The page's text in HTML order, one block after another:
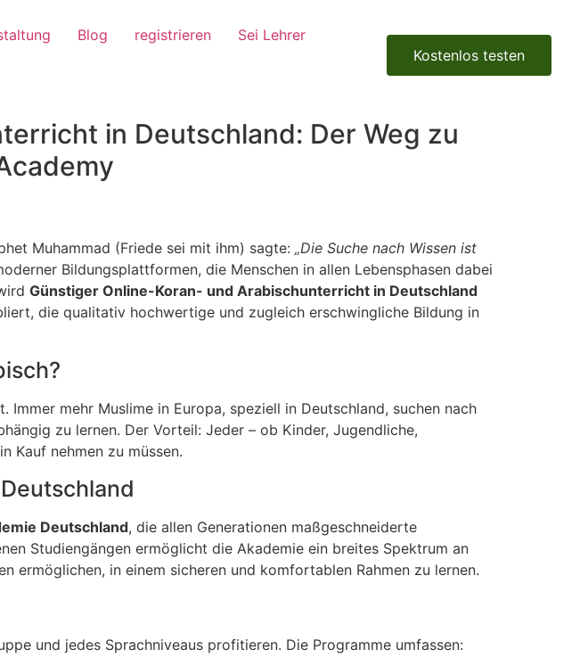
Blog registrieren Sei Lehrer
Kostenlos testen
in Deutschland: Der Weg zu
Muhammad (Friede sei mit ihm) sagte: „Die Suche nach Wissen ist
Bildungsplattformen, die Menschen in allen Lebensphasen dabei
Günstiger Online-Koran- und Arabischunterricht in Deutschland
die qualitativ hochwertige und zugleich erschwingliche Bildung in
mehr Muslime in Europa, speziell in Deutschland, suchen nach
zu lernen. Der Vorteil: Jeder – ob Kinder, Jugendliche,
Kauf nehmen zu müssen.
Deutschland, die allen Generationen maßgeschneiderte
Studiengängen ermöglicht die Akademie ein breites Spektrum an
ermöglichen, in einem sicheren und komfortablen Rahmen zu lernen.
und jedes Sprachniveaus profitieren. Die Programme umfassen: